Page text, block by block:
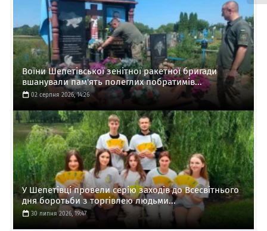
Воїни Шепетівської зенітної ракетної бригади
вшанували пам'ять полеглих побратимів...
02 серпня 2026, 14:26
У Шепетівці провели серію заходів до Всесвітнього
дня боротьби з торгівлею людьми...
30 липня 2026, 19:47